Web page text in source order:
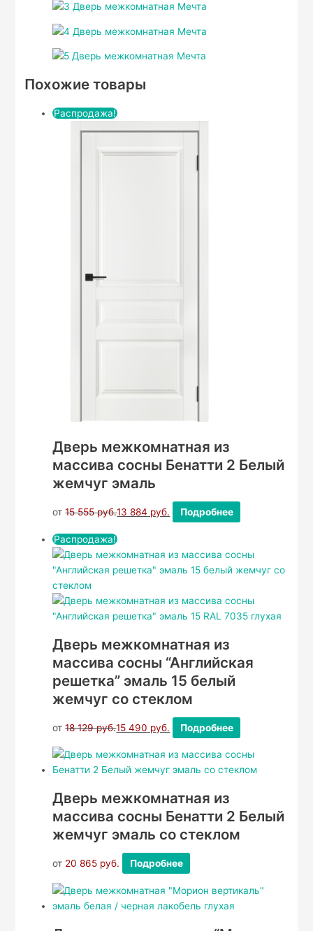
Похожие товары
Распродажа!
Дверь межкомнатная из
массива сосны Бенатти 2 Белый
жемчуг эмаль
от15 555руб.13 884 руб. Подробнее
Распродажа!
Дверь межкомнатная из
массива сосны “Английская
решетка” эмаль 15 белый
жемчуг со стеклом
от18 129руб.15 490 руб. Подробнее
Дверь межкомнатная из
массива сосны Бенатти 2 Белый
жемчуг эмаль со стеклом
от 20 865 руб. Подробнее